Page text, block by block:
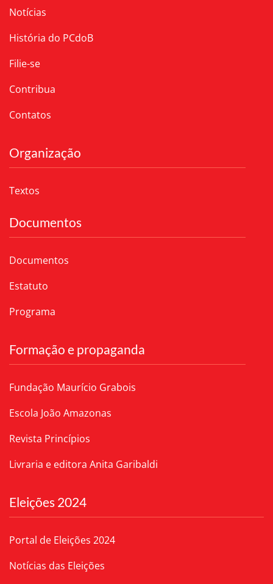
Notícias
História do PCdoB
Filie-se
Contribua
Contatos
Organização
Textos
Documentos
Documentos
Estatuto
Programa
Formação e propaganda
Fundação Maurício Grabois
Escola João Amazonas
Revista Princípios
Livraria e editora Anita Garibaldi
Eleições 2024
Portal de Eleições 2024
Notícias das Eleições